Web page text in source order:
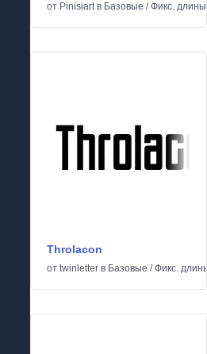
от Pinisiartв Базовые /Фикс. длины
Throlacon
от twinletter в Базовые /Фикс.